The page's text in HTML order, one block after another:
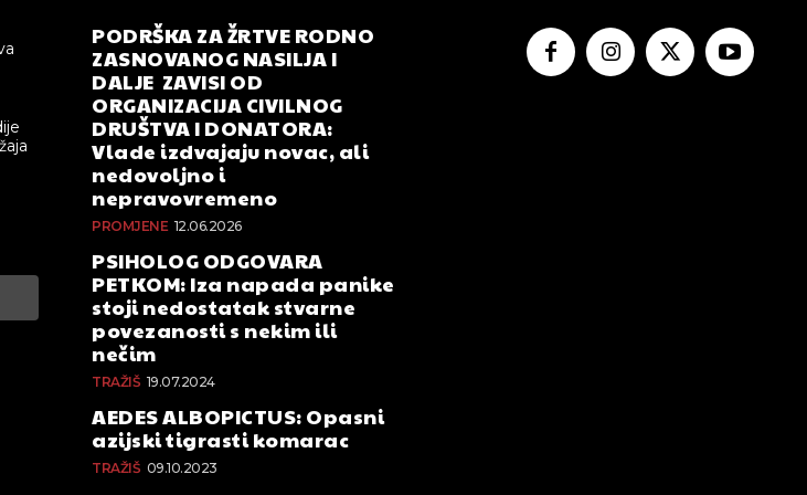
PODRŠKA ZA ŽRTVE RODNO
ZASNOVANOG NASILJA I
DALJE ZAVISI OD
ORGANIZACIJA CIVILNOG
DRUŠTVA I DONATORA:
Vlade izdvajaju novac, ali
nedovoljno i
nepravovremeno
PROMJENE 12.06.2026
PSIHOLOG ODGOVARA
PETKOM: Iza napada panike
stoji nedostatak stvarne
povezanosti s nekim ili
nečim
TRAŽIŠ 19.07.2024
AEDES ALBOPICTUS: Opasni
azijski tigrasti komarac
TRAŽIŠ 09.10.2023